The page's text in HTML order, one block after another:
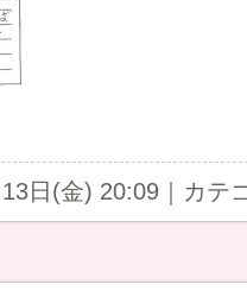
日(金) 20:09｜カテ